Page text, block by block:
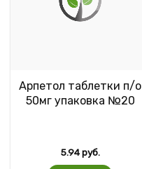
Арпетол таблетки п/о
50мг упаковка №20
5.94руб.